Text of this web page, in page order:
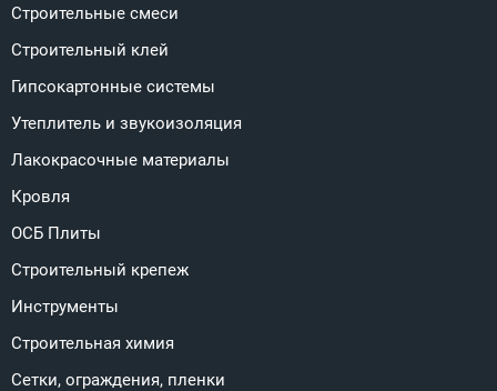
Строительные смеси
Строительный клей
Гипсокартонные системы
Утеплитель и звукоизоляция
Лакокрасочные материалы
Кровля
ОСБ Плиты
Строительный крепеж
Инструменты
Строительная химия
Сетки, ограждения, пленки